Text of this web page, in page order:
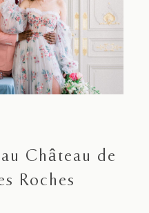
Château de
Roches